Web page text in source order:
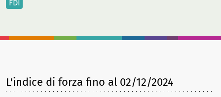
FDI
L'indice di forza fino al 02/12/2024